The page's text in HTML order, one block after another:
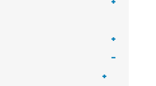
+
-
+